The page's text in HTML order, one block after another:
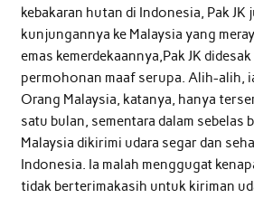
kebakaran hutan di Indonesia, Pak JK
kunjungannya ke Malaysia yang
emas kemerdekaannya,Pak JK
permohonan maaf serupa. Alih-alih,
Orang Malaysia, katanya, hanya
satu bulan, sementara dalam sebelas
Malaysia dikirimi udara segar dan
Indonesia. Ia malah menggugat
tidak berterimakasih untuk kiriman